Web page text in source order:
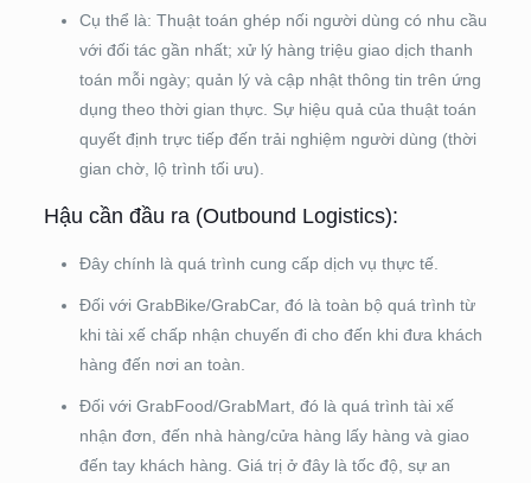
Cụ thể là: Thuật toán ghép nối người dùng có nhu cầu
với đối tác gần nhất; xử lý hàng triệu giao dịch thanh
toán mỗi ngày; quản lý và cập nhật thông tin trên ứng
dụng theo thời gian thực. Sự hiệu quả của thuật toán
quyết định trực tiếp đến trải nghiệm người dùng (thời
gian chờ, lộ trình tối ưu).
Hậu cần đầu ra (Outbound Logistics):
Đây chính là quá trình cung cấp dịch vụ thực tế.
Đối với GrabBike/GrabCar, đó là toàn bộ quá trình từ
khi tài xế chấp nhận chuyến đi cho đến khi đưa khách
hàng đến nơi an toàn.
Đối với GrabFood/GrabMart, đó là quá trình tài xế
nhận đơn, đến nhà hàng/cửa hàng lấy hàng và giao
đến tay khách hàng. Giá trị ở đây là tốc độ, sự an